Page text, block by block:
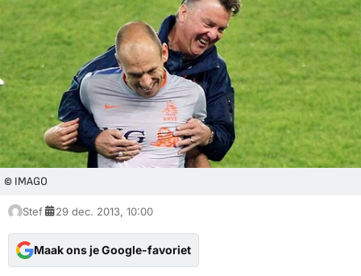
© IMAGO
Stef 29 dec. 2013, 10:00
Maak ons je Google-favoriet